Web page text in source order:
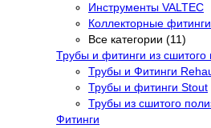
Инструменты VALTEC
Коллекторные
Все категории (11)
Трубы и фитинги из сшитого
Трубы и Фитинги
Трубы и фитинги Stout
Трубы из сшитого
Фитинги